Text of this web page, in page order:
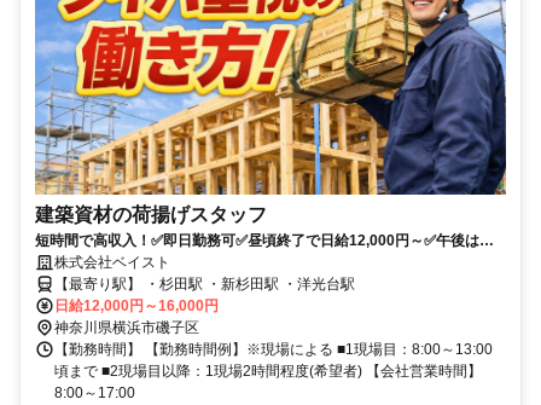
建築資材の荷揚げスタッフ
短時間で高収入！✅即日勤務可✅昼頃終了で日給12,000円～✅午後は完
全自由時間・希望で現場追加し稼ぐもOK✅週3日～シフト自由✅未経験
OK
株式会社ベイスト
【最寄り駅】 ・杉田駅 ・新杉田駅 ・洋光台駅
日給12,000円～16,000円
神奈川県横浜市磯子区
【勤務時間】 【勤務時間例】※現場による ■1現場目：8:00～13:00
頃まで ■2現場目以降：1現場2時間程度(希望者) 【会社営業時間】
8:00～17:00